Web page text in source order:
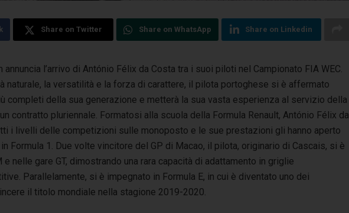
Share on Twitter Share on WhatsApp Share on Linkedin
annuncia l’arrivo di António Félix da Costa tra i suoi piloti nel Campionato FIA WEC.
naturale, la versatilità e la forza di carattere, il pilota portoghese si è affermato
completi della sua generazione e metterà la sua vasta esperienza al servizio della
contratto pluriennale. Formatosi alla scuola della Formula Renault, António Félix da
i livelli delle competizioni sulle monoposto e le sue prestazioni gli hanno aperto
Formula 1. Due volte vincitore del GP di Macao, il pilota, originario di Cascais, si è
nelle gare GT, dimostrando una rara capacità di adattamento in griglie
Parallelamente, si è impegnato in Formula E, in cui è diventato uno dei
il titolo mondiale nella stagione 2019-2020.